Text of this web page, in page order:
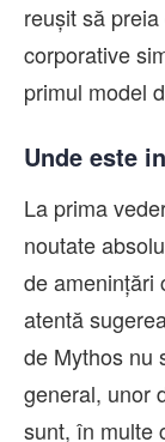
reușit să
corporative
primul model
Unde este
La prima
noutate
de amenințări
atentă
de Mythos nu
general, unor
sunt, în multe